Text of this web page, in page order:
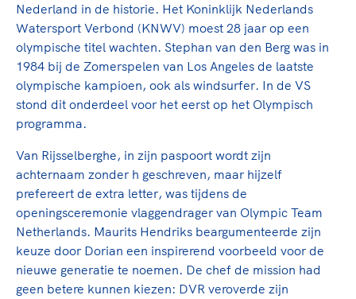
Sport verenigt. Op sportclubs, pleintjes, tijdens
een rondje fietsen, door samen te skaten of naar
de sportschool te gaan. Door samen te juichen
voor Sifan Hassan, Rico Verhoeven, Diede de
Groot en het Nederlands Elftal. Of met trots te
genieten van de karatewedstrijd van je dochter,
de halve marathon van je moeder of de
hockeywedstrijd van je buurjongen.
Lees verder
Clubondersteuning
Beroepskrachten
Samen voor een veilige
sportomgeving
langs de lijn, in de kleedkamer, kantine en online?
En wat mag vooral niet? Een gedragscode geeft
hier richting aan en is dus een belangrijk
onderdeel van het clubbeleid rondom gewenst en
Lees verder
De TeamNL Academie
De TeamNL Academie biedt een leer- en
ontwikkelprogramma voor de volgende functies
binnen TeamNL programma's: experts, coaches,
bestuurders, (technisch) directeuren, managers en
toekomstig kader.
Lees verder
Nederland in de historie. Het Koninklijk Nederlands
Watersport Verbond (KNWV) moest 28 jaar op een
olympische titel wachten. Stephan van den Berg was in
1984 bij de Zomerspelen van Los Angeles de laatste
olympische kampioen, ook als windsurfer. In de VS
stond dit onderdeel voor het eerst op het Olympisch
programma.
Van Rijsselberghe, in zijn paspoort wordt zijn
achternaam zonder h geschreven, maar hijzelf
prefereert de extra letter, was tijdens de
openingsceremonie vlaggendrager van Olympic Team
Netherlands. Maurits Hendriks beargumenteerde zijn
keuze door Dorian een inspirerend voorbeeld voor de
nieuwe generatie te noemen. De chef de mission had
geen betere kunnen kiezen: DVR veroverde zijn